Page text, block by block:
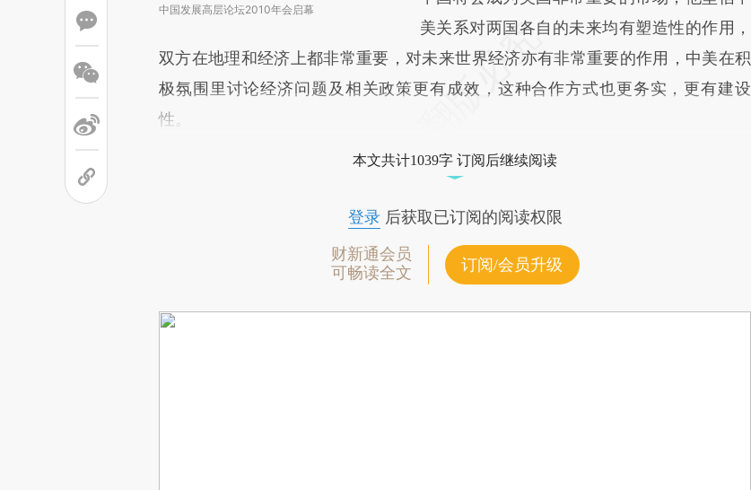
中国发展高层论坛2010年会启幕
美关系对两国各自的未来均有塑造性的作用，
双方在地理和经济上都非常重要，对未来世界经济亦有非常重要的作用，中美在积
极氛围里讨论经济问题及相关政策更有成效，这种合作方式也更务实，更有建设
性。
本文共计1039字 订阅后继续阅读
登录后获取已订阅的阅读权限
财新通会员
可畅读全文
订阅/会员升级